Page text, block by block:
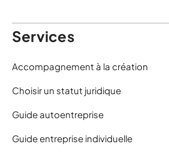
Services
Accompagnement à la création
Choisir un statut juridique
Guide autoentreprise
Guide entreprise individuelle